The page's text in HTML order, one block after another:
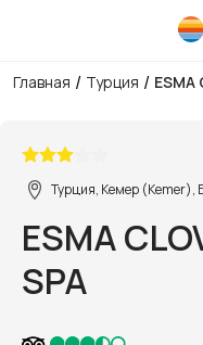
Главная / Турция / ESMA
Турция, Кемер (Kemer),
ESMA
SPA